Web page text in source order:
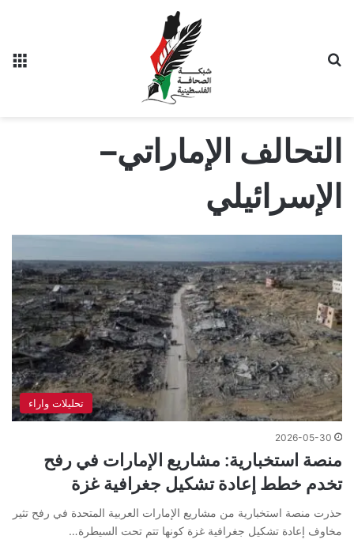
التحالف الإماراتي–
الإسرائيلي
تحليلات واراء
2026-05-30
منصة استخبارية: مشاريع الإمارات في رفح
تخدم خطط إعادة تشكيل جغرافية غزة
حذرت منصة استخبارية من مشاريع الإمارات العربية المتحدة في رفح تثير
مخاوف إعادة تشكيل جغرافية غزة كونها تتم تحت السيطرة…